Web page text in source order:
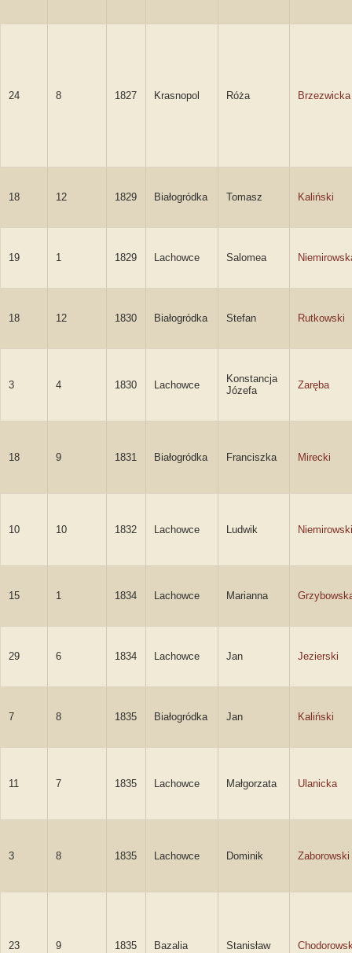
24 8 1827 Krasnopol Róża Brzezwicka
18 12 1829 Białogródka Tomasz Kaliński
19 1 1829 Lachowce Salomea
18 12 1830 Białogródka Stefan Rutkowski
3 4 1830 Lachowce
Konstancja
Józefa
Zaręba
18 9 1831 Białogródka Franciszka Mirecki
10 10 1832 Lachowce Ludwik Niemirowski
15 1 1834 Lachowce Marianna
29 6 1834 Lachowce Jan Jezierski
7 8 1835 Białogródka Jan Kaliński
11 7 1835 Lachowce Małgorzata Ulanicka
3 8 1835 Lachowce Dominik Zaborowski
23 9 1835 Bazalia Stanisław